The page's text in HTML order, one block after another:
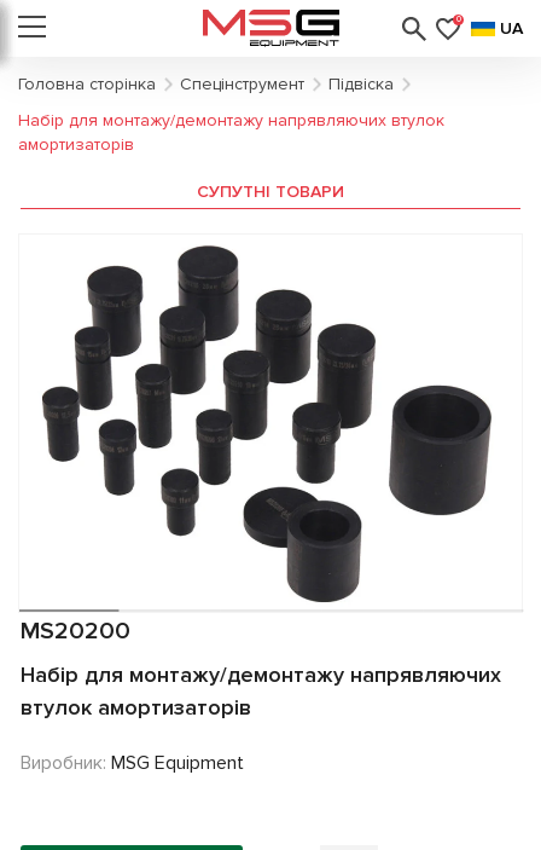
0 UA
Головна сторінка Спецінструмент
Підвіска
Набір для монтажу/демонтажу напрявляючих втулок
амортизаторів
MS20200
Набір для монтажу/демонтажу напрявляючих
втулок амортизаторів
Виробник: MSG Equipment
СУПУТНІ ТОВАРИ